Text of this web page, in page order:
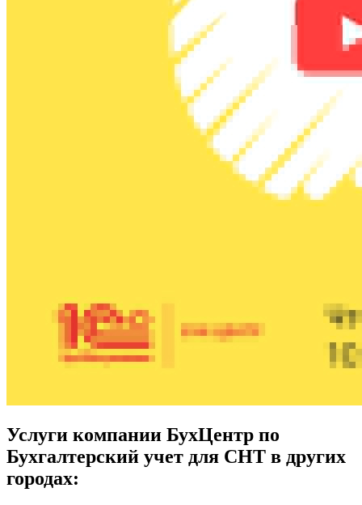
Услуги компании БухЦентр по
Бухгалтерский учет для СНТ в других
городах: